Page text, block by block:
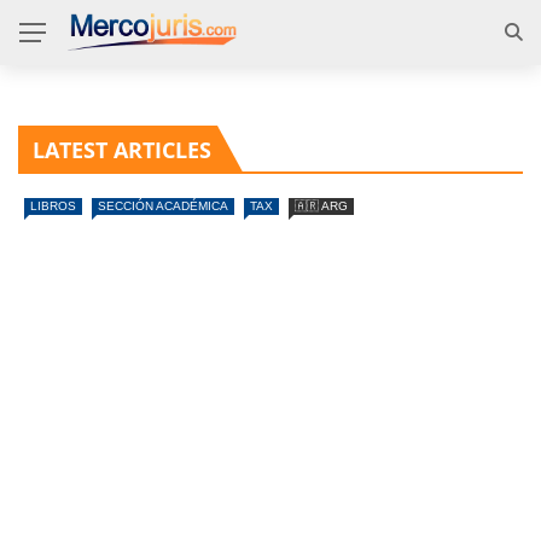
LATEST ARTICLES
LIBROS SECCIÓN ACADÉMICA TAX 🇦🇷 ARG